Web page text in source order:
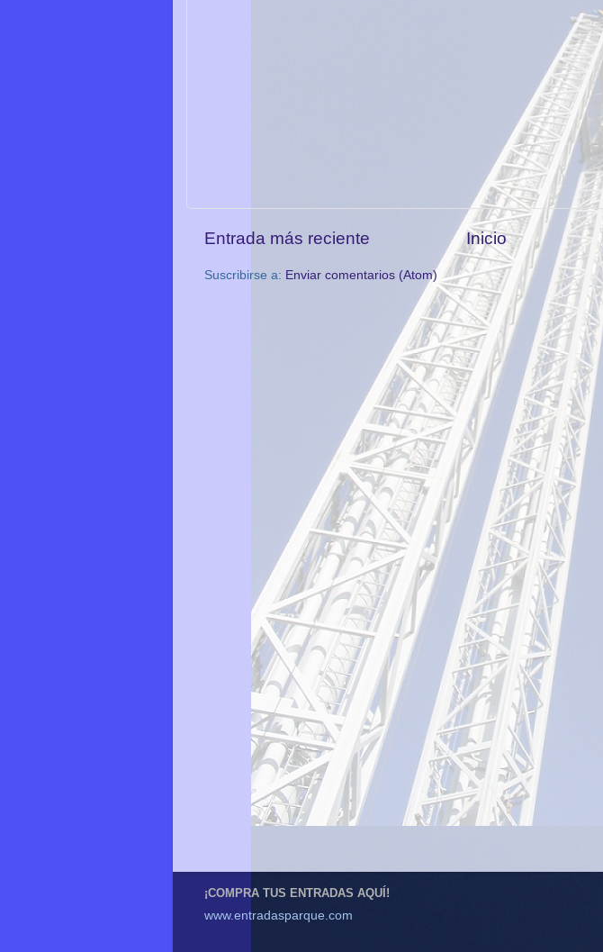
Entrada más reciente Inicio
Suscribirse a: Enviar comentarios (Atom)
¡COMPRA TUS ENTRADAS AQUÍ!
www.entradasparque.com